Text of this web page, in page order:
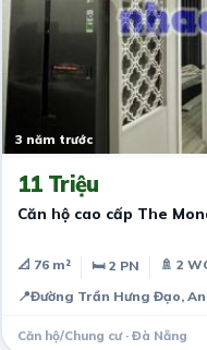
3 năm trước
11 Triệu
Căn hộ cao cấp The
📐 76 m² 🛏 2 PN
🚿 2
📍Đường Trần Hưng Đạo,
Căn hộ/Chung cư · Đà Nẵng